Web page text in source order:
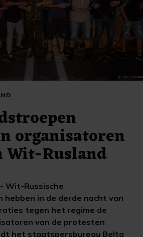
organisatoren
Wit-Rusland
- Wit-Russische
hebben in de derde nacht van
tegen het regime de
van de protesten
het staatspersbureau Belta